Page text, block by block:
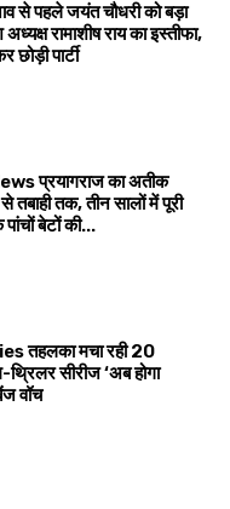
से पहले जयंत चौधरी को बड़ा
रामाशीष राय का इस्तीफा,
छोड़ी पार्टी
प्रयागराज का अतीक
तक, तीन सालों में पूरी
बेटों की...
तहलका मचा रही 20
सीरीज ‘अब होगा
वॉच